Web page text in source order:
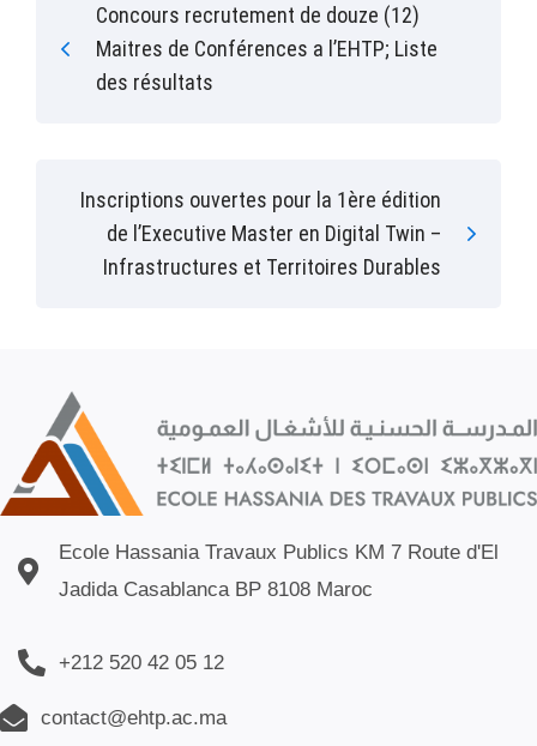
Concours recrutement de douze (12)
Maitres de Conférences a l’EHTP; Liste
des résultats
Inscriptions ouvertes pour la 1ère édition
de l’Executive Master en Digital Twin –
Infrastructures et Territoires Durables
Ecole Hassania Travaux Publics KM 7 Route d'El
Jadida Casablanca BP 8108 Maroc
+212 520 42 05 12
contact@ehtp.ac.ma